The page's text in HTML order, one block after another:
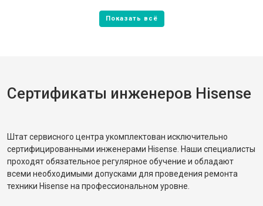
Сертификаты инженеров Hisense
Штат сервисного центра укомплектован исключительно
сертифицированными инженерами Hisense. Наши специалисты
проходят обязательное регулярное обучение и обладают
всеми необходимыми допусками для проведения ремонта
техники Hisense на профессиональном уровне.